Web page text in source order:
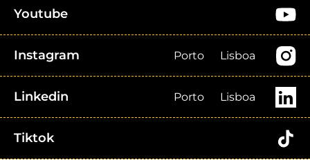
Youtube
Instagram Porto Lisboa
Linkedin Porto Lisboa
Tiktok